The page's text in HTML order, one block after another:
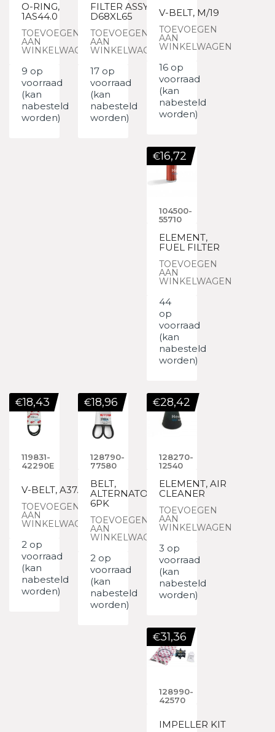
O-RING,
1AS44.0
TOEVOEGEN
AAN
WINKELWAGEN
9 op
voorraad
(kan
nabesteld
worden)
FILTER ASSY,
D68XL65
TOEVOEGEN
AAN
WINKELWAGEN
17 op
voorraad
(kan
nabesteld
worden)
V-BELT, M/19
TOEVOEGEN
AAN
WINKELWAGEN
16 op
voorraad
(kan
nabesteld
worden)
104500-
55710
ELEMENT,
FUEL FILTER
TOEVOEGEN
AAN
WINKELWAGEN
€16,72
44
op
voorraad
(kan
nabesteld
worden)
119831-
42290E
V-BELT, A37.5
TOEVOEGEN
AAN
WINKELWAGEN
€18,43
2 op
voorraad
(kan
nabesteld
worden)
128790-
77580
BELT,
ALTERNATOR
6PK
TOEVOEGEN
AAN
WINKELWAGEN
€18,96
2 op
voorraad
(kan
nabesteld
worden)
128270-
12540
ELEMENT, AIR
CLEANER
TOEVOEGEN
AAN
WINKELWAGEN
€28,42
3 op
voorraad
(kan
nabesteld
worden)
128990-
42570
IMPELLER KIT
€31,36